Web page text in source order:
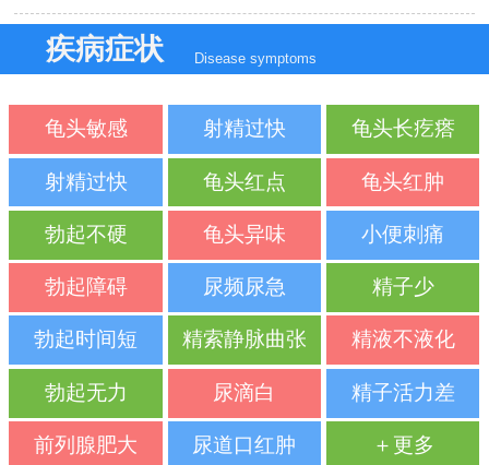
疾病症状 Disease symptoms
龟头敏感 射精过快 龟头长疙瘩
射精过快 龟头红点 龟头红肿
勃起不硬 龟头异味 小便刺痛
勃起障碍 尿频尿急 精子少
勃起时间短 精索静脉曲张 精液不液化
勃起无力 尿滴白 精子活力差
前列腺肥大 尿道口红肿 ＋更多